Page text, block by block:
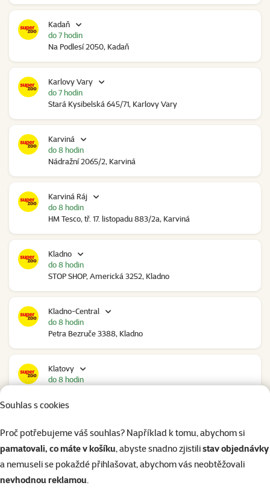
Souhlas s cookies
Proč potřebujeme váš souhlas? Například k tomu, abychom si
pamatovali, co máte v košíku, abyste snadno zjistilistav objednávky
a nemuseli se pokaždé přihlašovat, abychom vás neobtěžovali
nevhodnou reklamou.
Kadaň
Na Podlesí 2050, Kadaň
do 7 hodin
Karlovy Vary
Stará Kysibelská 645/71, Karlovy Vary
do 7 hodin
Karviná
Nádražní 2065/2, Karviná
do 8 hodin
Karviná Ráj
HM Tesco, tř. 17. listopadu 883/2a, Karviná
do 8 hodin
Kladno
STOP SHOP, Americká 3252, Kladno
do 8 hodin
Kladno-Central
Petra Bezruče 3388, Kladno
do 8 hodin
Klatovy
do 8 hodin
Polepská 979, Kolín
do 7 hodin
Kolín Ovčáry